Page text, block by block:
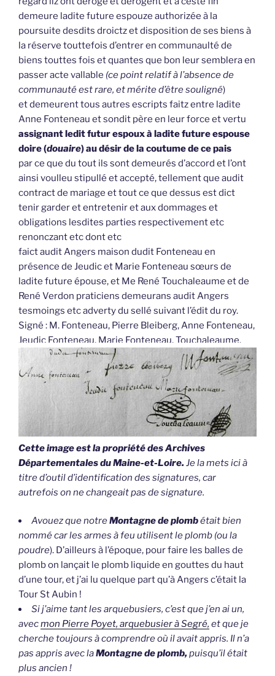
demeure ladite future espouze authorizée à la
poursuite desdits droictz et disposition de ses biens à
la réserve touttefois d’entrer en communaulté de
biens touttes fois et quantes que bon leur semblera en
passer acte vallable (ce point relatif à l’absence de
communauté est rare, et mérite d’être souligné)
et demeurent tous autres escripts faitz entre ladite
Anne Fonteneau et sondit père en leur force et vertu
assignant ledit futur espoux à ladite future espouse
doire (douaire) au désir de la coutume de ce pais
par ce que du tout ils sont demeurés d’accord et l’ont
ainsi voulleu stipullé et accepté, tellement que audit
contract de mariage et tout ce que dessus est dict
tenir garder et entretenir et aux dommages et
obligations lesdites parties respectivement etc
renonczant etc dont etc
faict audit Angers maison dudit Fonteneau en
présence de Jeudic et Marie Fonteneau sœurs de
ladite future épouse, et Me René Touchaleaume et de
René Verdon praticiens demeurans audit Angers
tesmoings etc adverty du sellé suivant l’édit du roy.
Signé : M. Fonteneau, Pierre Bleiberg, Anne Fonteneau,
Jeudic Fonteneau, Marie Fonteneau, Touchaleaume.
Cette image est la propriété des Archives
Départementales du Maine-et-Loire. Je la mets ici à
titre d’outil d’identification des signatures, car
autrefois on ne changeait pas de signature.
Avouez que notreMontagne de plombétait bien
nommé car les armes à feu utilisent le plomb (ou la
poudre). D’ailleurs à l’époque, pour faire les balles de
plomb on lançait le plomb liquide en gouttes du haut
d’une tour, et j’ai lu quelque part qu’à Angers c’était la
Tour St Aubin !
Si j’aime tant les arquebusiers, c’est que j’en ai un,
avecmon Pierre Poyet, arquebusier à Segré, et que je
cherche toujours à comprendre où il avait appris. Il n’a
pas appris avec laMontagne de plomb,puisqu’il était
plus ancien !